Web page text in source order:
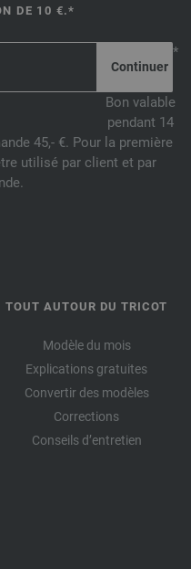
DE 10 €.*
*
Bon valable
pendant 14
45,- €. Pour la première
utilisé par client et par
TOUT AUTOUR DU TRICOT
Modèle du mois
Explications gratuites
Convertir des modèles
Corrections
Conseils d’entretien